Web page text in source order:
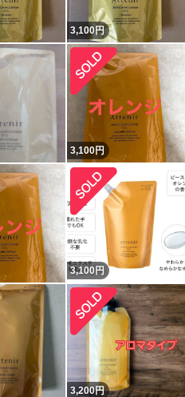
3,100円
3,100円
3,100 円
3,200円